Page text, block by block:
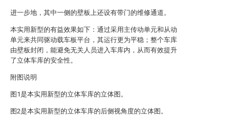
进一步地，其中一侧的壁板上还设有带门的维修通道。
本实用新型的有益效果如下：通过采用主传动单元和从动
单元来共同驱动载车板平台，其运行更为平稳；整个车库
由壁板封闭，能避免无关人员进入车库内，从而有效提升
了立体车库的安全性。
附图说明
图1是本实用新型的立体车库的立体图。
图2是本实用新型的立体车库的后侧视角度的立体图。